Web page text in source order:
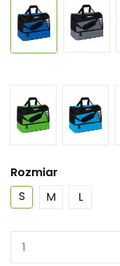
Rozmiar
S
M L